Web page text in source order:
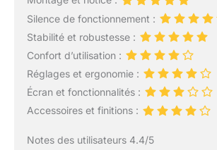
Silence de fonctionnement :
Stabilité et robustesse :
Confort d’utilisation :
Réglages et ergonomie :
Écran et fonctionnalités :
Accessoires et finitions :
Notes des utilisateurs 4.4/5